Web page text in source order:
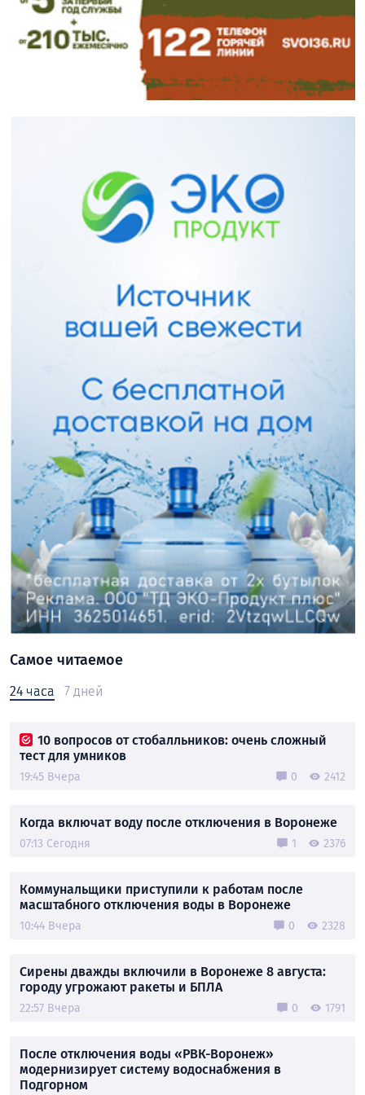
Самое читаемое
24 часа 7 дней
10 вопросов от стобалльников: очень сложный
тест для умников
19:45 Вчера 0 2412
Когда включат воду после отключения в Воронеже
07:13 Сегодня 1 2376
Коммунальщики приступили к работам после
масштабного отключения воды в Воронеже
10:44 Вчера 0 2328
Сирены дважды включили в Воронеже 8 августа:
городу угрожают ракеты и БПЛА
22:57 Вчера 0 1791
После отключения воды «РВК-Воронеж»
модернизирует систему водоснабжения в
Подгорном